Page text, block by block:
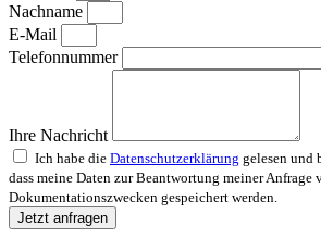
Nachname
E-Mail
Telefonnummer
Ihre Nachricht
Ich habe die Datenschutzerklärung gelesen und
dass meine Daten zur Beantwortung meiner Anfrage
Dokumentationszwecken gespeichert werden.
Jetzt anfragen